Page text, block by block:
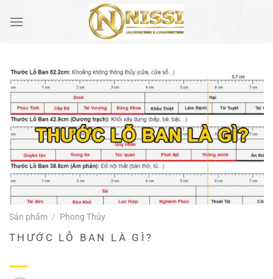
qua
Sản phẩm / Phong Thủy
THƯỚC LỖ BAN LÀ GÌ?